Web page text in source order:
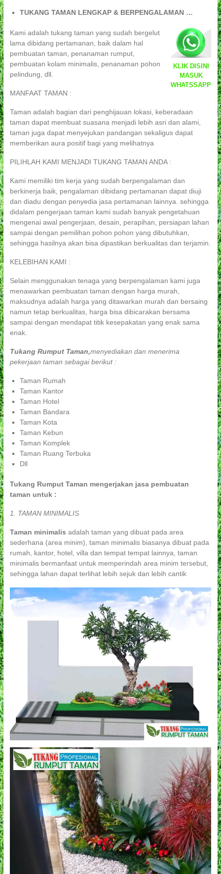
TUKANG TAMAN LENGKAP & BERPENGALAMAN …
KLIK DISINI
MASUK
WHATSSAPP
Kami adalah tukang taman yang sudah bergelut
lama dibidang pertamanan, baik dalam hal
pembuatan taman, penanaman rumput,
pembuatan kolam minimalis, penanaman pohon
pelindung, dll.
MANFAAT TAMAN :
Taman adalah bagian dari penghijauan lokasi, keberadaan
taman dapat membuat suasana menjadi lebih asri dan alami,
taman juga dapat menyejukan pandangan sekaligus dapat
memberikan aura positif bagi yang melihatnya
PILIHLAH KAMI MENJADI TUKANG TAMAN ANDA :
Kami memiliki tim kerja yang sudah berpengalaman dan
berkinerja baik, pengalaman dibidang pertamanan dapat diuji
dan diadu dengan penyedia jasa pertamanan lainnya. sehingga
didalam pengerjaan taman kami sudah banyak pengetahuan
mengenai awal pengerjaan, desain, perapihan, persiapan lahan
sampai dengan pemilihan pohon pohon yang dibutuhkan,
sehingga hasilnya akan bisa dipastikan berkualitas dan terjamin.
KELEBIHAN KAMI :
Selain menggunakan tenaga yang berpengalaman kami juga
menawarkan pembuatan taman dengan harga murah,
maksudnya adalah harga yang ditawarkan murah dan bersaing
namun tetap berkualitas, harga bisa dibicarakan bersama
sampai dengan mendapat titik kesepakatan yang enak sama
enak.
Tukang Rumput Taman,menyediakan dan menerima
pekerjaan taman sebagai berikut :
Taman Rumah
Taman Kantor
Taman Hotel
Taman Bandara
Taman Kota
Taman Kebun
Taman Komplek
Taman Ruang Terbuka
Dll
Tukang Rumput Taman mengerjakan jasa pembuatan
taman untuk :
1. TAMAN MINIMALIS
Taman minimalis adalah taman yang dibuat pada area
sederhana (area minim), taman minimalis biasanya dibuat pada
rumah, kantor, hotel, villa dan tempat tempat lainnya, taman
minimalis bermanfaat untuk memperindah area minim tersebut,
sehingga lahan dapat terlihat lebih sejuk dan lebih cantik